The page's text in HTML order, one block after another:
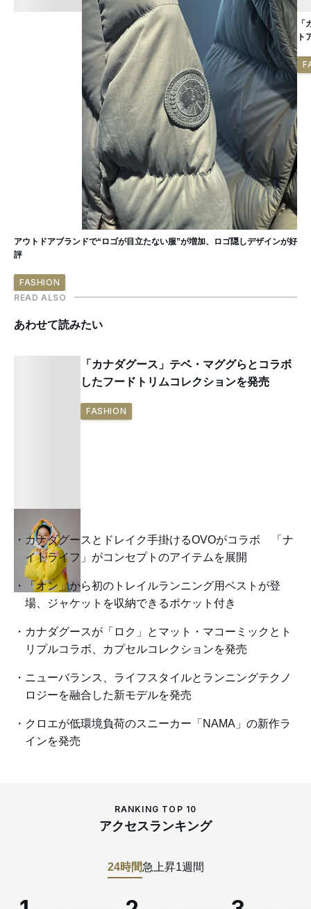
アウトドアブランドで“ロゴが目立たない服”が増加、ロゴ隠しデザインが好
評
FASHION
ト
READ ALSO
あわせて読みたい
「カナダグース」テベ・マググらとコラボ
したフードトリムコレクションを発売
FASHION
カナダグースとドレイク手掛けるOVOがコラボ 「ナ
イトライフ」がコンセプトのアイテムを展開
「オン」から初のトレイルランニング用ベストが登
場、ジャケットを収納できるポケット付き
カナダグースが「ロク」とマット・マコーミックとト
リプルコラボ、カプセルコレクションを発売
ニューバランス、ライフスタイルとランニングテクノ
ロジーを融合した新モデルを発売
クロエが低環境負荷のスニーカー「NAMA」の新作ラ
インを発売
RANKING TOP 10
アクセスランキング
24時間急上昇1週間